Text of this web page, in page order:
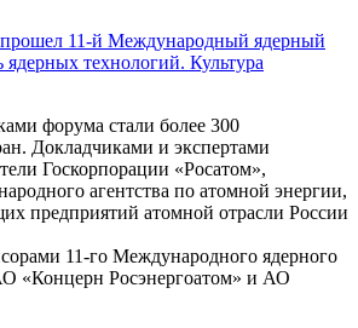
11-й Международный ядерный
ядерных технологий. Культура
форума стали более 300
Докладчиками и экспертами
Госкорпорации «Росатом»,
агентства по атомной энергии,
предприятий атомной отрасли России
11-го Международного ядерного
«Концерн Росэнергоатом» и АО